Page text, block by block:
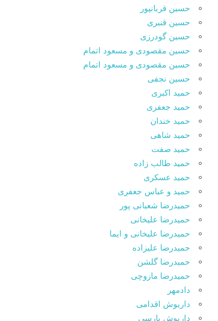
حسین قربانپور
حسین قنبری
حسین گودرزی
حسین مقصودى و مسعود اتمام
حسین مقصودی و مسعود اتمام
حسین نجفی
حمید اکبری
حمید جعفری
حمید خندان
حمید شاهی
حمید صفت
حمید طالب زاده
حمید عسکری
حمید و عباس جعفری
حمیدرضا شعبانی پور
حمیدرضا علیخانی
حمیدرضا علیخانی و ایما
حمیدرضا علیزاده
حمیدرضا گلشن
حمیدرضا مازوچی
دادمهر
داریوش اقدامی
داریوش پارسی